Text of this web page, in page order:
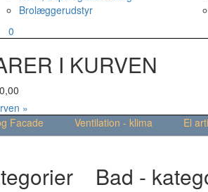
Brolæggerudstyr
0
I KURVEN
0,00
»
Facade Ventilation - klima El
Bad -